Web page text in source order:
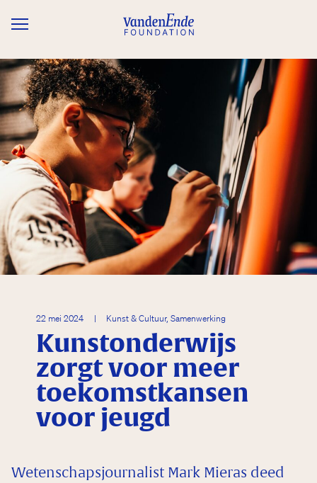
Overslaan en naar de inhoud gaan
22 mei 2024 | Kunst & Cultuur, Samenwerking
Kunstonderwijs
zorgt voor meer
toekomstkansen
voor jeugd
Wetenschapsjournalist Mark Mieras deed